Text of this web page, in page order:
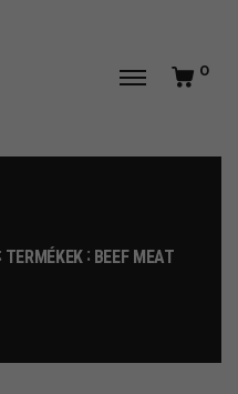
0
TERMÉKEK BEEF MEAT